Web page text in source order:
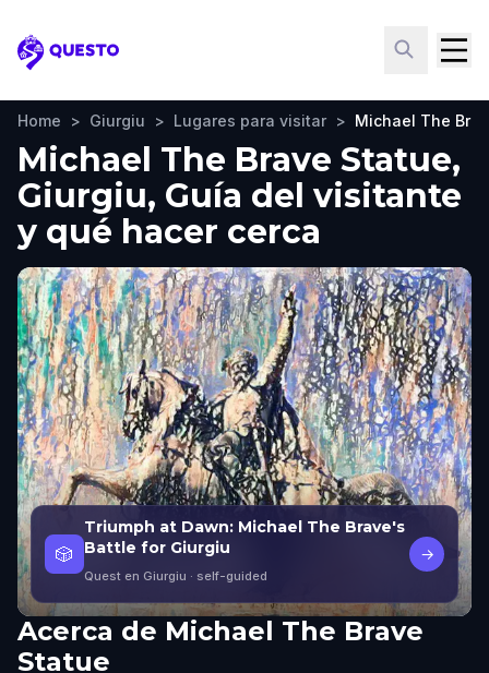
Questo
Home > Giurgiu > Lugares para visitar > Michael The
Michael The Brave Statue,
Giurgiu, Guía del visitante
y qué hacer cerca
🎲
Triumph at Dawn: Michael The Brave's
Battle for Giurgiu
Quest en Giurgiu · self-guided
→
Acerca de Michael The Brave
Statue